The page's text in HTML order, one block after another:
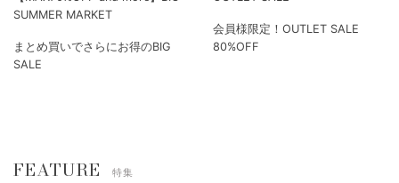
SUMMER MARKET
まとめ買いでさらにお得のBIG
SALE
会員様限定！OUTLET SALE
80%OFF
FEATURE 特集